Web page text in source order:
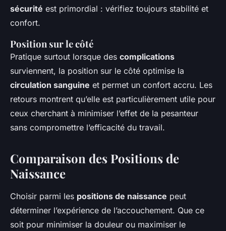
sécurité est primordial : vérifiez toujours stabilité et
confort.
Position sur le côté
Pratique surtout lorsque des complications
surviennent, la position sur le côté optimise la
circulation sanguine et permet un confort accru. Les
retours montrent qu’elle est particulièrement utile pour
ceux cherchant à minimiser l’effet de la pesanteur
sans compromettre l’efficacité du travail.
Comparaison des Positions de
Naissance
Choisir parmi les positions de naissance peut
déterminer l’expérience de l’accouchement. Que ce
soit pour minimiser la douleur ou maximiser le